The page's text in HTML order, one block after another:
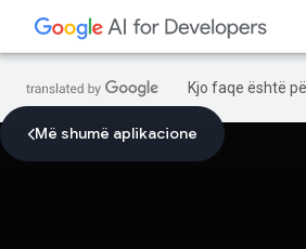
Kjo faqe është
Më shumë aplikacione